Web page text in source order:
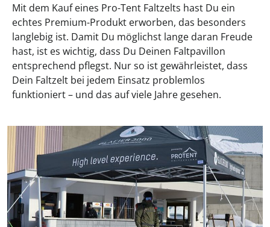
Mit dem Kauf eines Pro-Tent Faltzelts hast Du ein
echtes Premium-Produkt erworben, das besonders
langlebig ist. Damit Du möglichst lange daran Freude
hast, ist es wichtig, dass Du Deinen Faltpavillon
entsprechend pflegst. Nur so ist gewährleistet, dass
Dein Faltzelt bei jedem Einsatz problemlos
funktioniert – und das auf viele Jahre gesehen.